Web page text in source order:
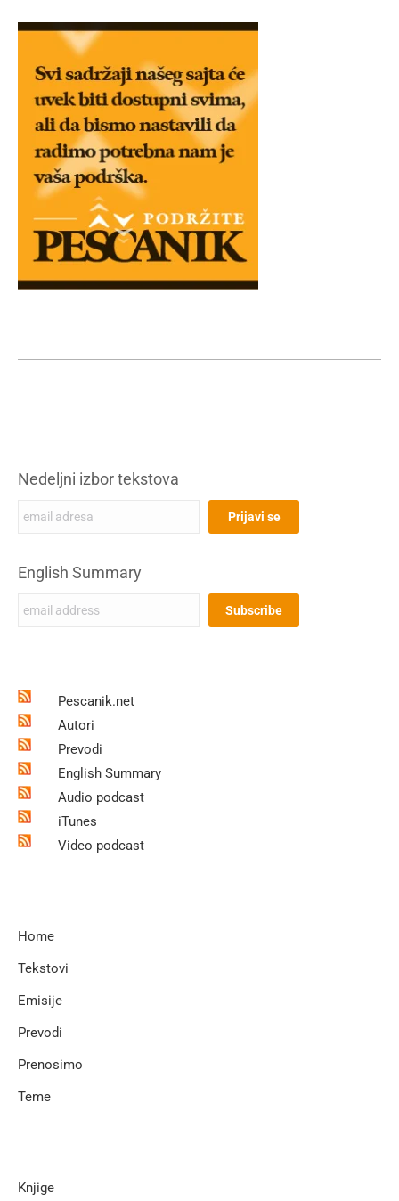
Nedeljni izbor tekstova
English Summary
Pescanik.net
Autori
Prevodi
English Summary
Audio podcast
iTunes
Video podcast
Home
Tekstovi
Emisije
Prevodi
Prenosimo
Teme
Knjige